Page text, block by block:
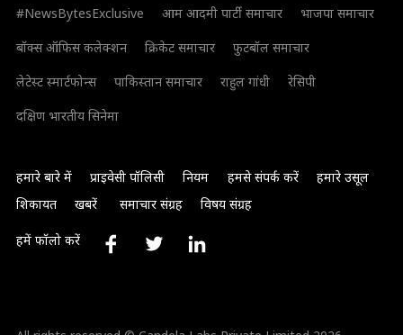
#NewsBytesExclusive
आम आदमी पार्टी समाचार
भाजपा समाचार
बॉक्स ऑफिस कलेक्शन
क्रिकेट समाचार
फुटबॉल समाचार
लेटेस्ट स्मार्टफोन्स
पाकिस्तान समाचार राहुल गांधी
रेसिपी
दक्षिण भारतीय सिनेमा
हमारे बारे में प्राइवेसी पॉलिसी नियम हमसे संपर्क करें
हमारे उसूल
शिकायत
खबरें समाचार संग्रह विषय संग्रह
हमें फॉलो करें